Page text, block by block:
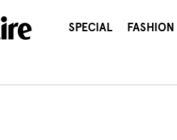
SPECIAL FASHION